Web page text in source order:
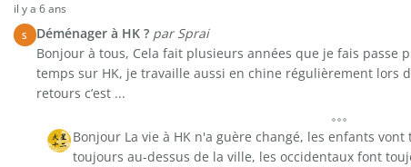
il y a 6 ans
S Déménager à HK ? par Sprai
Bonjour à tous, Cela fait plusieurs années que je fais passe
temps sur HK, je travaille aussi en chine régulièrement lors
retours c’est ...
Bonjour La vie à HK n'a guère changé, les enfants
toujours au-dessus de la ville, les occidentaux font